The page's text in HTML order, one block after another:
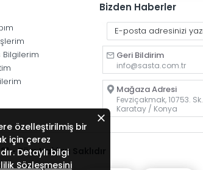
Bilgilerim
Bizden Haberler
Geri Bildirim
info@sasta.com.tr
Mağaza Adresi
Fevziçakmak, 10753.
Karatay / Konya
- Tüm Hakları Saklıdır
özelleştirilmiş bir
için çerez
Detaylı bilgi
Sözleşmesini